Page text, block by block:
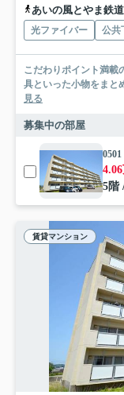
あいの風とやま鉄
光ファイバー 公共
こだわりポイント満載
具といった小物をまと
見る
募集中の部屋
0501
5階
賃貸マンション